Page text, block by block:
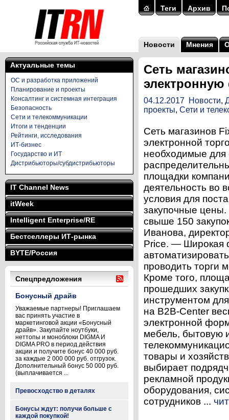
Теги Архив
Новости Мнения
Актуальные темы
ОС и разработка приложений
Планирование и проекты
Консалтинг и системная интеграция
Безопасность
Сети и телекоммуникации
Итоги и тенденции
Рейтинги, исследования
ИТ-бизнес
Государство и ИТ
Дистрибьюторы/субдистрибьюторы
IT Channel News
itWeek
Intelligent Enterprise/RE
Бестселлеры ИТ-рынка
BYTE/Россия
Спецпредложения
Бонусный драйв
Уважаемые партнеры! Приглашаем
вас принять участие в
маркетинговой акции «Бонусный
драйв». Закупайте ноутбуки,
неттопы и моноблоки DIGMA И
DIGMA PRO в период действия
акции и получите бонус 40 000 руб.
за каждые 2 000 000 руб. отгрузок.
Дополнительный бонус 50 000 руб.
(выплачивается ...
Превосходство в деталях
Бонусы ждут: получи больше с
каждой покупкой!
Сеть
04.12.2017 Новости,
проекты, Сети и
Сеть магазинов
электронной
необходимые для
площадки
деятельность во
условия для
закупочные
свыше 150
Иванова,
Price. — Широкая
проводить торги
Кроме того,
прошедших
инструментом
на B2B-Center
электронной
мебель, бытовую
товары и
выбирает
рекламной
оборудования,
сотрудников ...